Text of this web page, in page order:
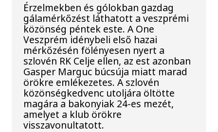
Érzelmekben és gólokban gazdag
gálamérkőzést láthatott a veszprémi
közönség péntek este. A One
Veszprém idénybeli első hazai
mérkőzésén fölényesen nyert a
szlovén RK Celje ellen, az est azonban
Gasper Marguc búcsúja miatt marad
örökre emlékezetes. A szlovén
közönségkedvenc utoljára öltötte
magára a bakonyiak 24-es mezét,
amelyet a klub örökre
visszavonultatott.